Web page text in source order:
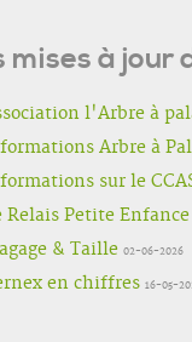
mises à jour
l'Arbre à
Arbre à
sur le
Relais Petite Enfance
& Taille 02-06-2026
en chiffres 16-05-